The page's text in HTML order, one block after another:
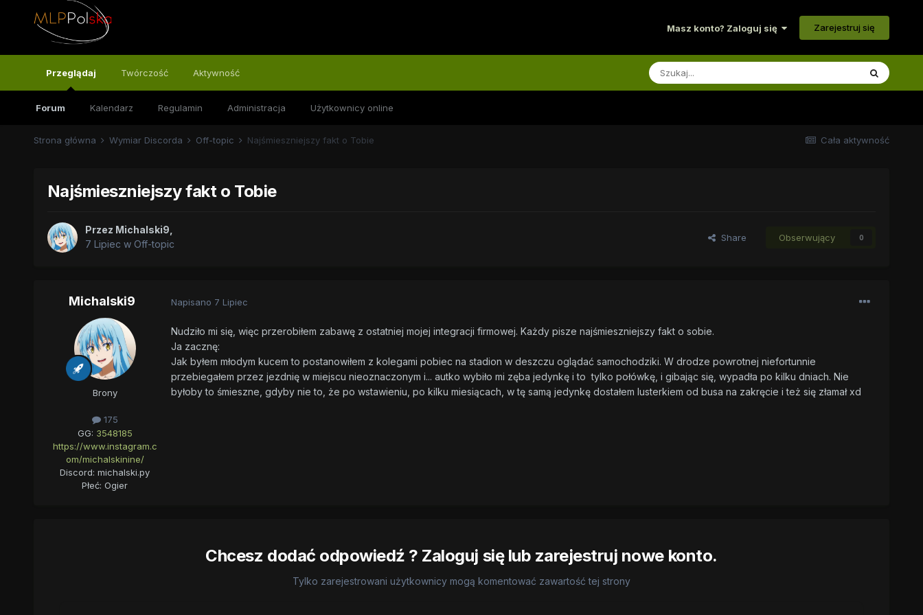
Masz konto? Zaloguj się Zarejestruj się
Przeglądaj
Forum Kalendarz Regulamin Administracja Użytkownicy online
Twórczość Aktywność
Cała aktywność
Strona główna Wymiar Discorda Off-topic Najśmieszniejszy fakt o Tobie
Najśmieszniejszy fakt o Tobie
Przez Michalski9
7 Lipiec w Off-topic
Share Obserwujący 0
Michalski9
Brony
175
GG: 3548185
https://www.instagram.c
om/michalskinine/
Discord: michalski.py
Płeć: Ogier
Napisano 7 Lipiec
Nudziło mi się, więc przerobiłem zabawę z ostatniej mojej integracji firmowej. Każdy pisze najśmieszniejszy fakt o sobie.
Ja zacznę:
Jak byłem młodym kucem to postanowiłem z kolegami pobiec na stadion w deszczu oglądać samochodziki. W drodze powrotnej niefortunnie
przebiegałem przez jezdnię w miejscu nieoznaczonym i... autko wybiło mi zęba jedynkę i to tylko połówkę, i gibając się, wypadła po kilku dniach. Nie
byłoby to śmieszne, gdyby nie to, że po wstawieniu, po kilku miesiącach, w tę samą jedynkę dostałem lusterkiem od busa na zakręcie i też się złamał xd
Chcesz dodać odpowiedź ? Zaloguj się lub zarejestruj nowe konto.
Tylko zarejestrowani użytkownicy mogą komentować zawartość tej strony